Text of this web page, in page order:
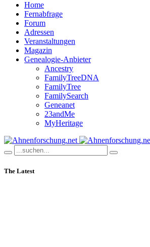
Home
Fernabfrage
Forum
Adressen
Veranstaltungen
Magazin
Genealogie-Anbieter
Ancestry
FamilyTreeDNA
FamilyTree
FamilySearch
Geneanet
23andMe
MyHeritage
The Latest